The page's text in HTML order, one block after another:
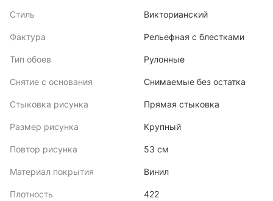
Стиль Викторианский
Фактура Рельефная с блестками
Тип обоев Рулонные
Снятие с основания Снимаемые без остатка
Стыковка рисунка Прямая стыковка
Размер рисунка Крупный
Повтор рисунка 53 см
Материал покрытия Винил
Плотность 422